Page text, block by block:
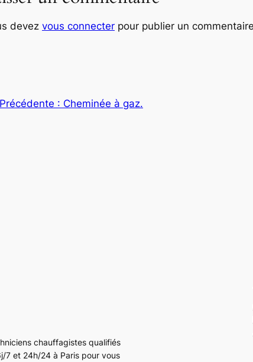
devez vous connecter pour publier un
Précédente : Cheminée à gaz.
chauffagistes qualifiés
7 et 24h/24 à Paris pour vous